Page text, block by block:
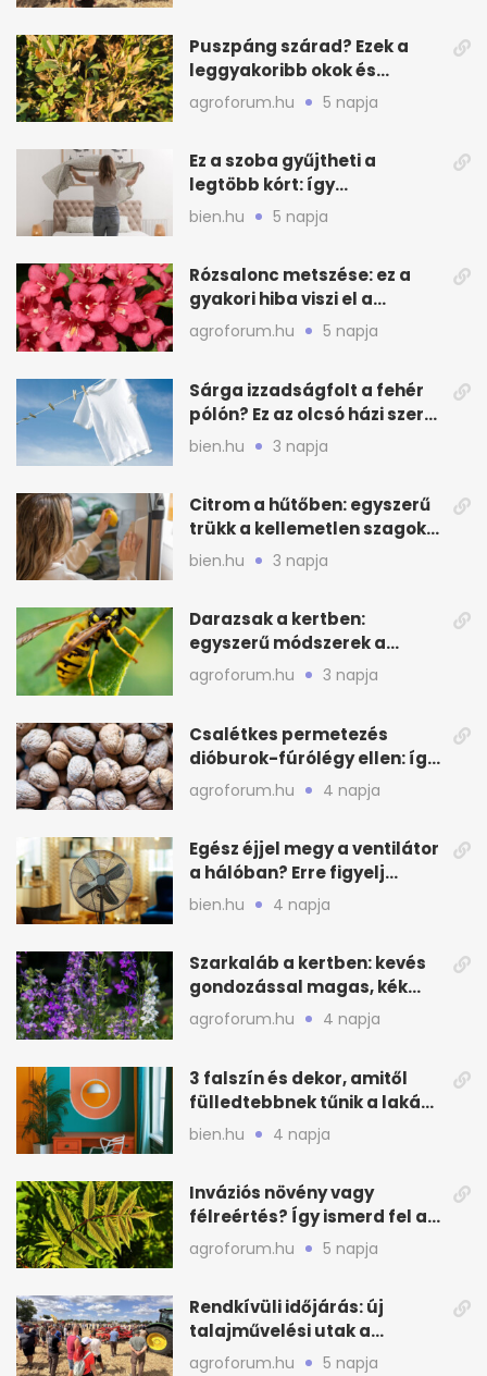
Puszpáng szárad? Ezek a
leggyakoribb okok és
teendők
agroforum.hu 5 napja
Ez a szoba gyűjtheti a
legtöbb kórt: így
mélytisztítsd otthon
bien.hu 5 napja
Rózsalonc metszése: ez a
gyakori hiba viszi el a
virágzást
agroforum.hu 5 napja
Sárga izzadságfolt a fehér
pólón? Ez az olcsó házi szer
beválhat
bien.hu 3 napja
Citrom a hűtőben: egyszerű
trükk a kellemetlen szagok
ellen
bien.hu 3 napja
Darazsak a kertben:
egyszerű módszerek a
távoltartásukra nyáron
agroforum.hu 3 napja
Csalétkes permetezés
dióburok-fúrólégy ellen: így
csináld a kertben
agroforum.hu 4 napja
Egész éjjel megy a ventilátor
a hálóban? Erre figyelj
alvásnál nyáron
bien.hu 4 napja
Szarkaláb a kertben: kevés
gondozással magas, kék
virágfalat ad
agroforum.hu 4 napja
3 falszín és dekor, amitől
fülledtebbnek tűnik a lakás
nyáron
bien.hu 4 napja
Inváziós növény vagy
félreértés? Így ismerd fel a
valódi kockázatot
agroforum.hu 5 napja
Rendkívüli időjárás: új
talajművelési utak a
gazdáknak
agroforum.hu 5 napja